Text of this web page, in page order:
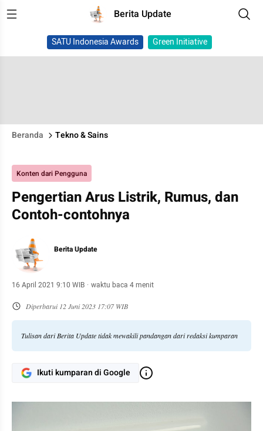
Berita Update
SATU Indonesia Awards Green Initiative
Beranda Tekno & Sains
Konten dari Pengguna
Pengertian Arus Listrik, Rumus, dan
Contoh-contohnya
Berita Update
16 April 2021 9:10 WIB · waktu baca 4 menit
Diperbarui 12 Juni 2023 17:07 WIB
Tulisan dari Berita Update tidak mewakili pandangan dari redaksi kumparan
Ikuti kumparan di Google